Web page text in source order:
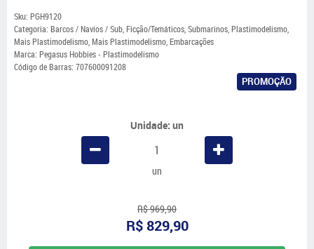
Sku: PGH9120
Categoria: Barcos / Navios / Sub,Ficção/Temáticos,Submarinos,Plastimodelismo,
Mais Plastimodelismo,Mais Plastimodelismo,Embarcações
Marca: Pegasus Hobbies - Plastimodelismo
Código de Barras: 707600091208
PROMOÇÃO
Unidade: un
un
R$ 969,90
R$ 829,90